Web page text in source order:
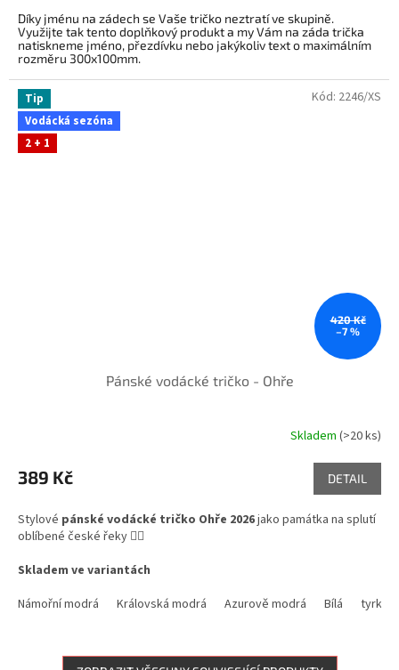
Díky jménu na zádech se Vaše tričko neztratí ve skupině.
Využijte tak tento doplňkový produkt a my Vám na záda trička
natiskneme jméno, přezdívku nebo jakýkoliv text o maximálním
rozměru 300x100mm.
Tento DOTISK JE URČEN pro jednobarevný bavlněný textil.
Tip
Vodácká sezóna
2 + 1
420 Kč
–7 %
Pánské vodácké tričko - Ohře
Skladem (>20 ks)
389 Kč DETAIL
Stylové pánské vodácké tričko Ohře 2026jako památka na splutí
oblíbené české řeky 🚣‍♂️
Skladem ve variantách
Námořní modrá
Královská modrá Azurově modrá Bílá
Kód: 2246/XS